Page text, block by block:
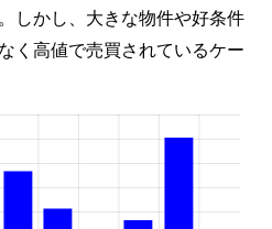
しかし、大きな物件や好条件
く高値で売買されているケー